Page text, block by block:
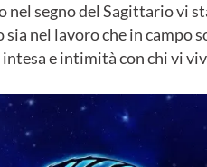
nel segno del Sagittario vi
nel lavoro che in campo
e intimità con chi vi